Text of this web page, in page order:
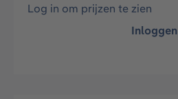
Log in om prijzen te zien
Inloggen